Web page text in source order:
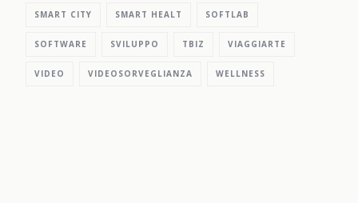
SMART CITY SMART HEALT SOFTLAB
SOFTWARE SVILUPPO TBIZ VIAGGIARTE
VIDEO VIDEOSORVEGLIANZA WELLNESS